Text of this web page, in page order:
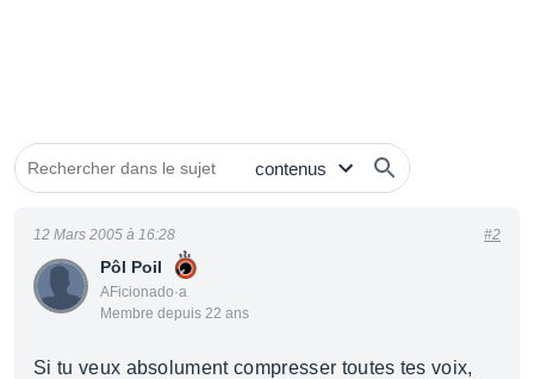
Pôl Poil
AFicionado·a
Membre depuis 22 ans
12 Mars 2005 à 16:28 #2
Si tu veux absolument compresser toutes tes voix,